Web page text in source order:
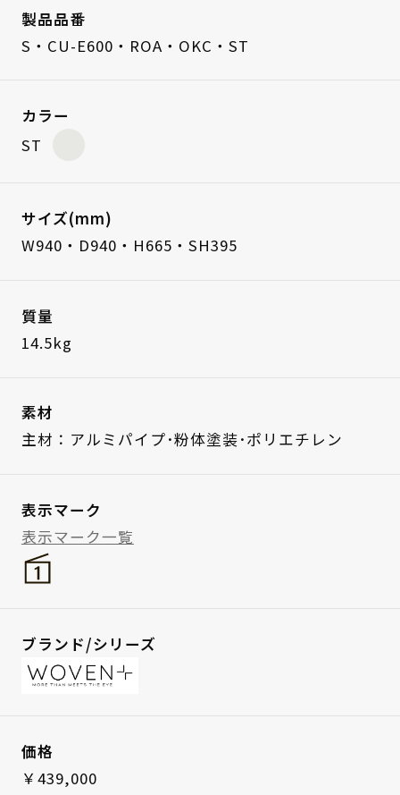
製品品番
S・CU-E600・ROA・OKC・ST
カラー
ST
サイズ(mm)
W940・D940・H665・SH395
質量
14.5kg
素材
主材：アルミパイプ･粉体塗装･ポリエチレン
表示マーク
表示マーク一覧
ブランド/シリーズ
価格
￥439,000